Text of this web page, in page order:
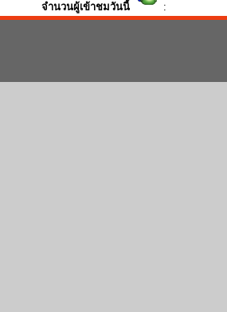
จำนวนผู้เข้าชมวันนี้ :